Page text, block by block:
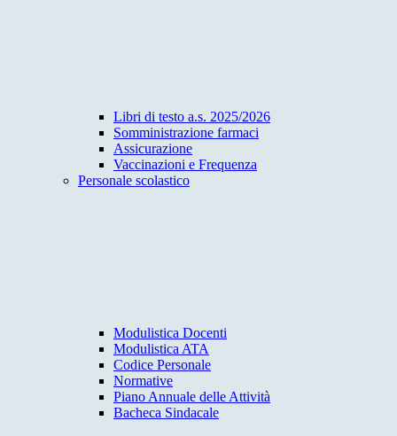
Libri di testo a.s. 2025/2026
Somministrazione farmaci
Assicurazione
Vaccinazioni e Frequenza
Personale scolastico
Modulistica Docenti
Modulistica ATA
Codice Personale
Normative
Piano Annuale delle Attività
Bacheca Sindacale